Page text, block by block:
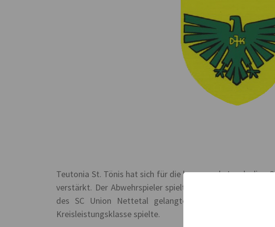
Teutonia St. Tönis hat sich für die kommende Landesliga
verstärkt. Der Abwehrspieler spielte bereits bis zur C-
des SC Union Nettetal gelangte er schließlich zum
Kreisleistungsklasse spielte.